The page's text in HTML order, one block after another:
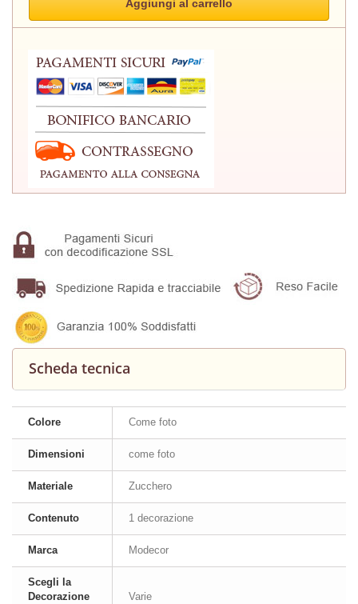
Aggiungi al carrello
Scheda tecnica
Colore Come foto
Dimensioni come foto
Materiale Zucchero
Contenuto 1 decorazione
Marca Modecor
Scegli la
Decorazione
Varie